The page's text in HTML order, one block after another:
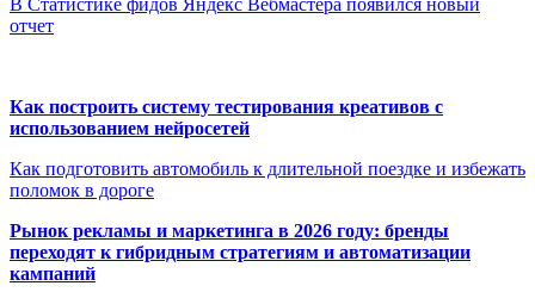
В Статистике фидов Яндекс Вебмастера появился новый
отчет
Как построить систему тестирования креативов с
использованием нейросетей
Как подготовить автомобиль к длительной поездке и избежать
поломок в дороге
Рынок рекламы и маркетинга в 2026 году: бренды
переходят к гибридным стратегиям и автоматизации
кампаний